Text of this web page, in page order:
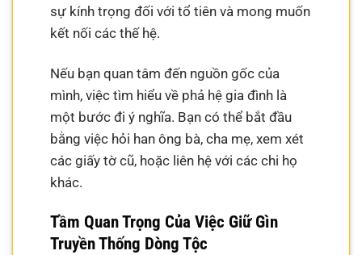
sự kính trọng đối với tổ tiên và mong muốn
kết nối các thế hệ.
Nếu bạn quan tâm đến nguồn gốc của
mình, việc tìm hiểu về phả hệ gia đình là
một bước đi ý nghĩa. Bạn có thể bắt đầu
bằng việc hỏi han ông bà, cha mẹ, xem xét
các giấy tờ cũ, hoặc liên hệ với các chi họ
khác.
Tầm Quan Trọng Của Việc Giữ Gìn
Truyền Thống Dòng Tộc